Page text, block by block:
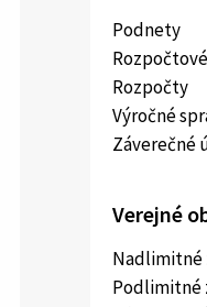
Podnety
Rozpočty
Výročné
Záverečné
Verejné
Nadlimitné
Podlimitné